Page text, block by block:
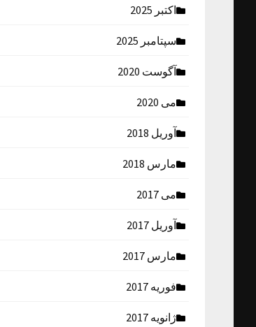
اکتبر 2025
سپتامبر 2025
آگوست 2020
می 2020
آوریل 2018
مارس 2018
می 2017
آوریل 2017
مارس 2017
فوریه 2017
ژانویه 2017